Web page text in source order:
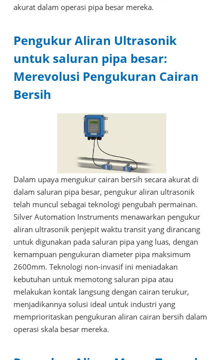
akurat dalam operasi pipa besar mereka.
Pengukur Aliran Ultrasonik
untuk saluran pipa besar:
Merevolusi Pengukuran Cairan
Bersih
Dalam upaya mengukur cairan bersih secara akurat di
dalam saluran pipa besar, pengukur aliran ultrasonik
telah muncul sebagai teknologi pengubah permainan.
Silver Automation Instruments menawarkan pengukur
aliran ultrasonik penjepit waktu transit yang dirancang
untuk digunakan pada saluran pipa yang luas, dengan
kemampuan pengukuran diameter pipa maksimum
2600mm. Teknologi non-invasif ini meniadakan
kebutuhan untuk memotong saluran pipa atau
melakukan kontak langsung dengan cairan terukur,
menjadikannya solusi ideal untuk industri yang
memprioritaskan pengukuran aliran cairan bersih dalam
operasi skala besar mereka.